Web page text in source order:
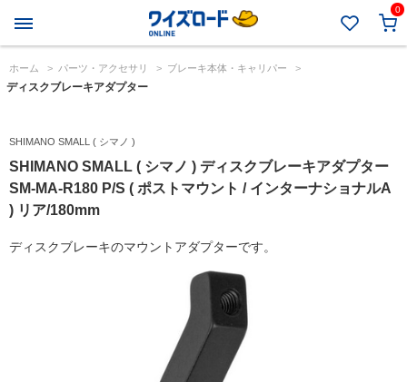
0
ホーム > パーツ・アクセサリ > ブレーキ本体・キャリパー >
ディスクブレーキアダプター
SHIMANO SMALL ( シマノ )
SHIMANO SMALL ( シマノ ) ディスクブレーキアダプター
SM-MA-R180 P/S ( ポストマウント / インターナショナルA
) リア/180mm
ディスクブレーキのマウントアダプターです。